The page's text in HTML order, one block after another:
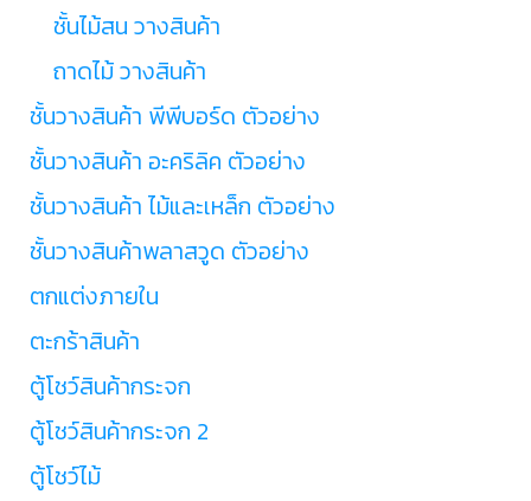
ชั้นไม้สน วางสินค้า
ถาดไม้ วางสินค้า
ชั้นวางสินค้า พีพีบอร์ด ตัวอย่าง
ชั้นวางสินค้า อะคริลิค ตัวอย่าง
ชั้นวางสินค้า ไม้และเหล็ก ตัวอย่าง
ชั้นวางสินค้าพลาสวูด ตัวอย่าง
ตกแต่งภายใน
ตะกร้าสินค้า
ตู้โชว์สินค้ากระจก
ตู้โชว์สินค้ากระจก 2
ตู้โชว์ไม้